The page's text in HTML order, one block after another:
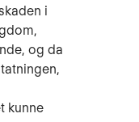
i
og da
kunne